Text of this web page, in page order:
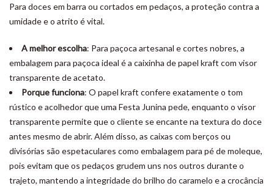
Para doces em barra ou cortados em pedaços, a proteção contra a
umidade e o atrito é vital.
A melhor escolha: Para paçoca artesanal e cortes nobres, a
embalagem para paçoca ideal é a caixinha de papel kraft com visor
transparente de acetato.
Porque funciona: O papel kraft confere exatamente o tom
rústico e acolhedor que uma Festa Junina pede, enquanto o visor
transparente permite que o cliente se encante na textura do doce
antes mesmo de abrir. Além disso, as caixas com berços ou
divisórias são espetaculares como embalagem para pé de moleque,
pois evitam que os pedaços grudem uns nos outros durante o
trajeto, mantendo a integridade do brilho do caramelo e a crocância